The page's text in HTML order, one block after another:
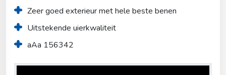
Zeer goed exterieur met hele beste benen
Uitstekende uierkwaliteit
aAa 156342